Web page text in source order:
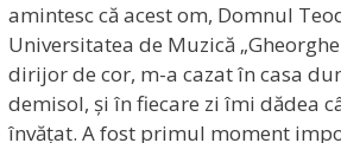
amintesc că acest om, Domnul
Universitatea de Muzică
dirijor de cor, m-a cazat în casa
demisol, și în fiecare zi îmi dădea
învățat. A fost primul moment